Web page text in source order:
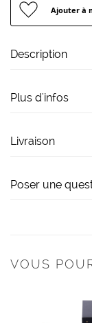
Ajouter à
Description
Plus d'infos
Livraison
Poser une
VOUS